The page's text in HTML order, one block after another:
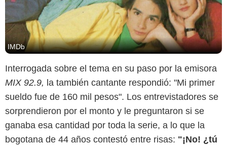
IMDb
Interrogada sobre el tema en su paso por la emisora
MIX 92.9, la también cantante respondió: "Mi primer
sueldo fue de 160 mil pesos". Los entrevistadores se
sorprendieron por el monto y le preguntaron si se
ganaba esa cantidad por toda la serie, a lo que la
bogotana de 44 años contestó entre risas: "¡No! ¿tú